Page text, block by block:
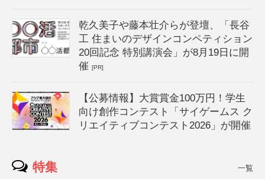
乾久美子や藤本壮介らが登壇、「長谷
工 住まいのデザインコンペティション
20回記念 特別講演会」が8月19日に開
催[PR]
【公募情報】大賞賞金100万円！学生
向け創作コンテスト「サイゲームス ク
リエイティブコンテスト2026」が開催
特集 一覧